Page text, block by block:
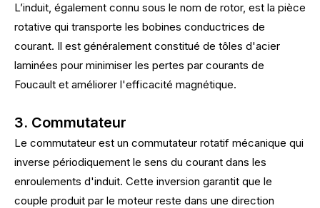
L’induit, également connu sous le nom de rotor, est la pièce
rotative qui transporte les bobines conductrices de
courant. Il est généralement constitué de tôles d'acier
laminées pour minimiser les pertes par courants de
Foucault et améliorer l'efficacité magnétique.
3. Commutateur
Le commutateur est un commutateur rotatif mécanique qui
inverse périodiquement le sens du courant dans les
enroulements d'induit. Cette inversion garantit que le
couple produit par le moteur reste dans une direction